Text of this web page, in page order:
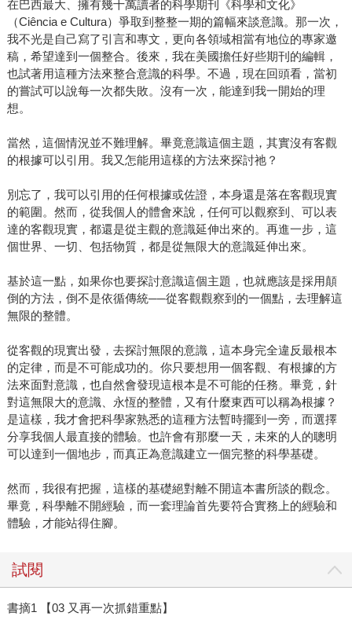
在巴西最大、擁有幾十萬讀者的科學期刊《科學和文化》
（Ciência e Cultura）爭取到整整一期的篇幅來談意識。那一次，
我不光是自己寫了引言和專文，更向各領域相當有地位的專家邀
稿，希望達到一個整合。後來，我在美國擔任好些期刊的編輯，
也試著用這種方法來整合意識的科學。不過，現在回頭看，當初
的嘗試可以說每一次都失敗。沒有一次，能達到我一開始的理
想。
當然，這個情況並不難理解。畢竟意識這個主題，其實沒有客觀
的根據可以引用。我又怎能用這樣的方法來探討祂？
別忘了，我可以引用的任何根據或佐證，本身還是落在客觀現實
的範圍。然而，從我個人的體會來說，任何可以觀察到、可以表
達的客觀現實，都還是從主觀的意識延伸出來的。再進一步，這
個世界、一切、包括物質，都是從無限大的意識延伸出來。
基於這一點，如果你也要探討意識這個主題，也就應該是採用顛
倒的方法，倒不是依循傳統──從客觀觀察到的一個點，去理解這
無限的整體。
從客觀的現實出發，去探討無限的意識，這本身完全違反最根本
的定律，而是不可能成功的。你只要想用一個客觀、有根據的方
法來面對意識，也自然會發現這根本是不可能的任務。畢竟，針
對這無限大的意識、永恆的整體，又有什麼東西可以稱為根據？
是這樣，我才會把科學家熟悉的這種方法暫時擺到一旁，而選擇
分享我個人最直接的體驗。也許會有那麼一天，未來的人的聰明
可以達到一個地步，而真正為意識建立一個完整的科學基礎。
然而，我很有把握，這樣的基礎絕對離不開這本書所談的觀念。
畢竟，科學離不開經驗，而一套理論首先要符合實務上的經驗和
體驗，才能站得住腳。
試閱
書摘1 【03 又再一次抓錯重點】